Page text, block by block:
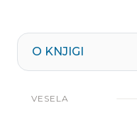
O KNJIGI
VESELA